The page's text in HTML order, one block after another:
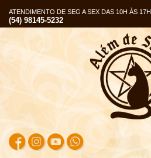
ATENDIMENTO DE SEG A SEX DAS 10H ÀS 17H
(54) 98145-5232